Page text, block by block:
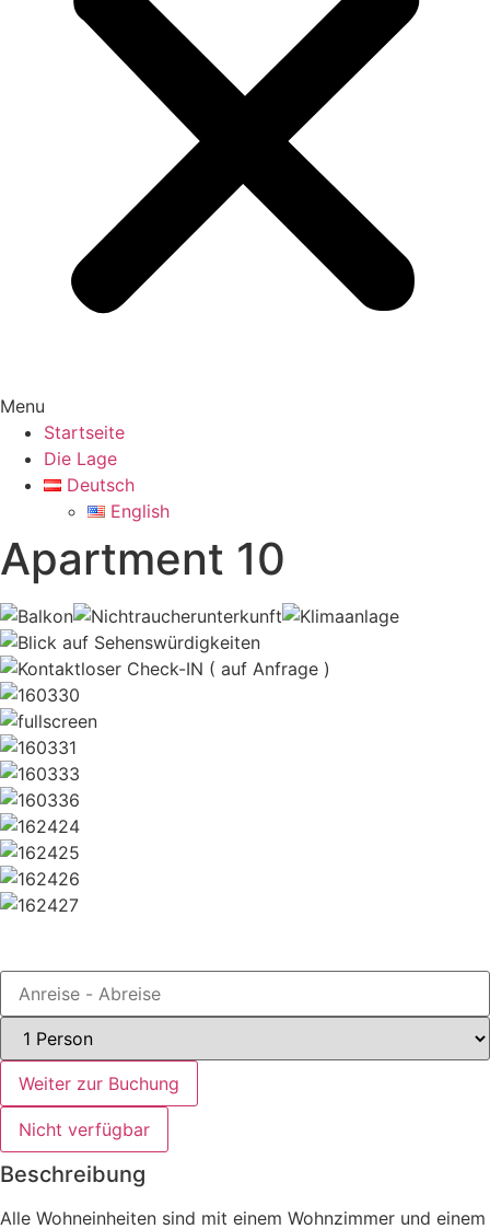
Menu
Startseite
Die Lage
Deutsch
English
Apartment 10
Weiter zur Buchung
Nicht verfügbar
Beschreibung
Alle Wohneinheiten sind mit einem Wohnzimmer und einem